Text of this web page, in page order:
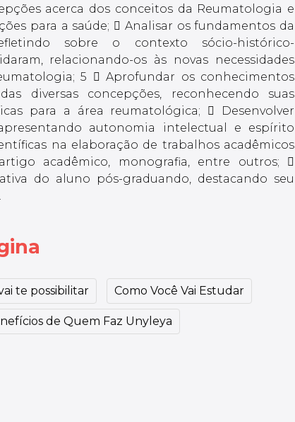
acerca dos conceitos da Reumatologia e
para a saúde;  Analisar os fundamentos da
sobre o contexto sócio-histórico-
relacionando-os às novas necessidades
5  Aprofundar os conhecimentos
diversas concepções, reconhecendo suas
para a área reumatológica;  Desenvolver
autonomia intelectual e espírito
na elaboração de trabalhos acadêmicos
acadêmico, monografia, entre outros; 
do aluno pós-graduando, destacando seu
te possibilitar Como Você Vai Estudar
de Quem Faz Unyleya